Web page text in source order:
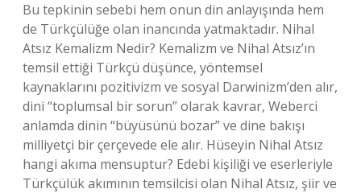
Bu tepkinin sebebi hem onun din anlayışında hem
de Türkçülüğe olan inancında yatmaktadır. Nihal
Atsız Kemalizm Nedir? Kemalizm ve Nihal Atsız’ın
temsil ettiği Türkçü düşünce, yöntemsel
kaynaklarını pozitivizm ve sosyal Darwinizm’den alır,
dini “toplumsal bir sorun” olarak kavrar, Weberci
anlamda dinin “büyüsünü bozar” ve dine bakışı
milliyetçi bir çerçevede ele alır. Hüseyin Nihal Atsız
hangi akıma mensuptur? Edebi kişiliği ve eserleriyle
Türkçülük akımının temsilcisi olan Nihal Atsız, şiir ve